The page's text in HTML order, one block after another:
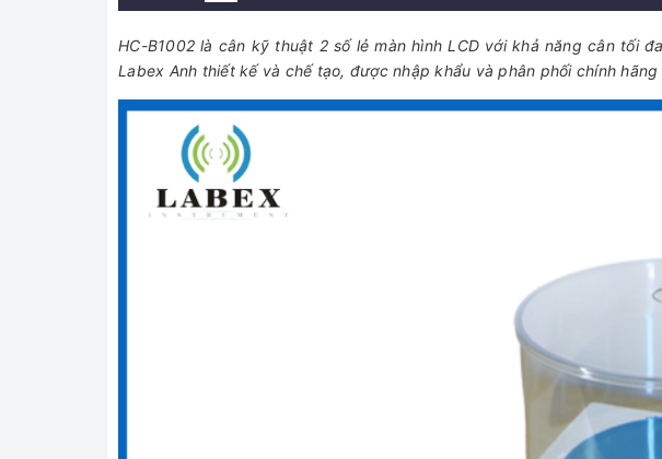
HC-B1002 là cân kỹ thuật 2 số lẻ màn hình LCD với khả năng cân tối
Labex Anh thiết kế và chế tạo, được nhập khẩu và phân phối chính